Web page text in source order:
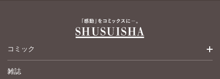
コミック
少女コミック
雑誌